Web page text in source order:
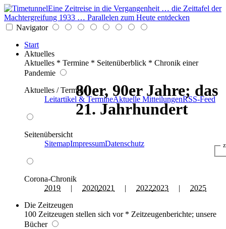
Eine Zeitreise in die Vergangenheit … die Zeittafel der
Machtergreifung 1933 … Parallelen zum Heute entdecken
Navigator
Start
Aktuelles
Aktuelles * Termine * Seitenüberblick * Chronik einer
Pandemie
Aktuelles / Termine
Leitartikel & TermineAktuelle MitteilungenRSS-Feed
Seitenübersicht
SitemapImpressumDatenschutz
Corona-Chronik
2019 | 20202021 | 20222023 | 2025
Die Zeitzeugen
100 Zeitzeugen stellen sich vor * Zeitzeugenberichte; unsere
Bücher
80er, 90er Jahre; das
21. Jahrhundert